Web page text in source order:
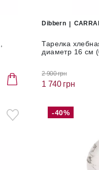
Dibbern
Тарелка
диаметр 16 см
2 900 грн
1 740 грн
-40%